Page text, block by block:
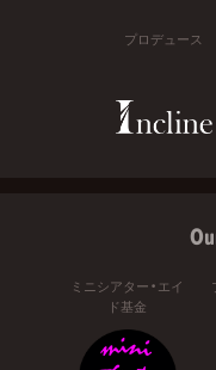
プロデュース
ミニシアター・エイ
ド基金